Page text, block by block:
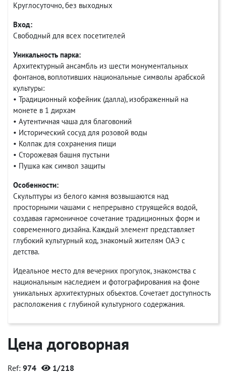
Круглосуточно, без выходных
Вход:
Свободный для всех посетителей
Уникальность парка:
Архитектурный ансамбль из шести монументальных
фонтанов, воплотивших национальные символы арабской
культуры:
• Традиционный кофейник (далла), изображенный на
монете в 1 дирхам
• Аутентичная чаша для благовоний
• Исторический сосуд для розовой воды
• Колпак для сохранения пищи
• Сторожевая башня пустыни
• Пушка как символ защиты
Особенности:
Скульптуры из белого камня возвышаются над
просторными чашами с непрерывно струящейся водой,
создавая гармоничное сочетание традиционных форм и
современного дизайна. Каждый элемент представляет
глубокий культурный код, знакомый жителям ОАЭ с
детства.
Идеальное место для вечерних прогулок, знакомства с
национальным наследием и фотографирования на фоне
уникальных архитектурных объектов. Сочетает доступность
расположения с глубиной культурного содержания.
Цена договорная
Ref: 974 1/218